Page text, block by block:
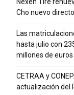
Cho nuevo
Las
hasta julio con
millones de euros
CETRAA y
actualización del